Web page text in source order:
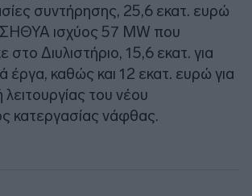
συντήρησης, 25,6 εκατ. ευρώ
ΣΗΘΥΑ ισχύος 57 MW που
στο Διυλιστήριο, 15,6 εκατ. για
έργα, καθώς και 12 εκατ. ευρώ για
λειτουργίας του νέου
κατεργασίας νάφθας.